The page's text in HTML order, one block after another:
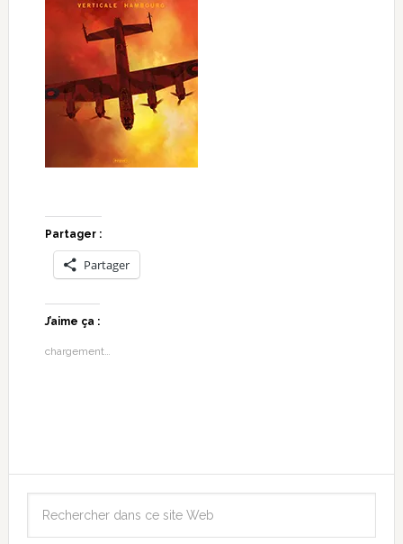
Partager :
Partager
J’aime ça :
chargement…